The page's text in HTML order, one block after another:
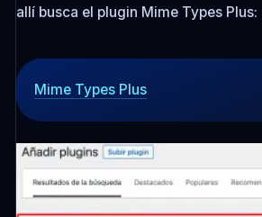
allí busca el plugin Mime Types Plus:
Mime Types Plus